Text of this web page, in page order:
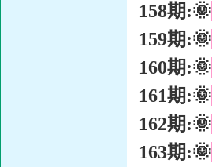
158期:🌞
159期:🌞
160期:🌞
161期:🌞
162期:🌞
163期:🌞